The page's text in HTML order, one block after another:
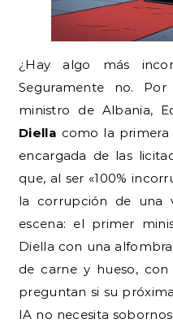
¿Hay algo más
Seguramente no.
ministro de Albania,
Diella como la
encargada de las
que, al ser «100%
la corrupción de una
escena: el primer
Diella con una
de carne y hueso,
preguntan si su
IA no necesita